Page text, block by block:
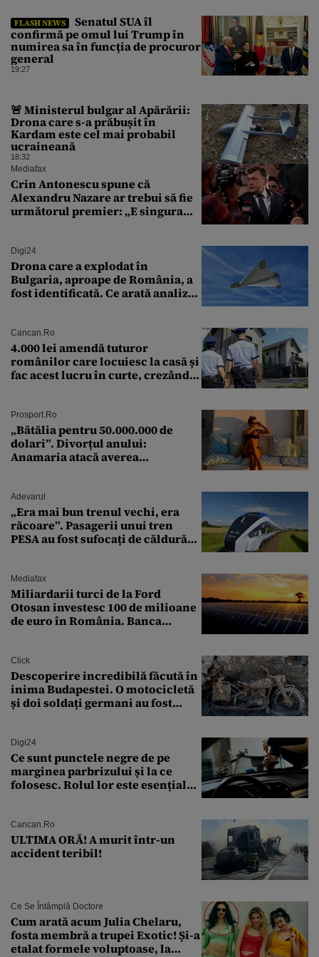
FLASH NEWS
Senatul SUA îl
confirmă pe omul lui Trump în
numirea sa în funcția de procuror
general
19:27
🚨 Ministerul bulgar al Apărării:
Drona care s-a prăbușit în
Kardam este cel mai probabil
ucraineană
18:32
Mediafax
Crin Antonescu spune că
Alexandru Nazare ar trebui să fie
următorul premier: „E singura
Digi24
Drona care a explodat în
Bulgaria, aproape de România, a
fost identificată. Ce arată analiza
Cancan.ro
4.000 lei amendă tuturor
românilor care locuiesc la casă și
fac acest lucru în curte, crezând
Prosport.ro
„Bătălia pentru 50.000.000 de
dolari”. Divorțul anului:
Anamaria atacă averea
Adevarul
„Era mai bun trenul vechi, era
răcoare”. Pasagerii unui tren
PESA au fost sufocați de căldură
Mediafax
Miliardarii turci de la Ford
Otosan investesc 100 de milioane
de euro în România. Banca
Click
Descoperire incredibilă făcută în
inima Budapestei. O motocicletă
și doi soldați germani au fost
Digi24
Ce sunt punctele negre de pe
marginea parbrizului și la ce
folosesc. Rolul lor este esențial
Cancan.ro
ULTIMA ORĂ! A murit într-un
accident teribil!
Ce Se Întâmplă Doctore
Cum arată acum Julia Chelaru,
fosta membră a trupei Exotic! Și-a
etalat formele voluptoase, la